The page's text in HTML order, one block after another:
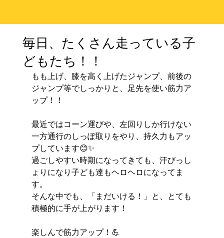
毎日、たくさん走っている子
どもたち！！
もも上げ、膝を高く上げたジャンプ、前後の
ジャンプ等でしっかりと、足先を使い筋力ア
ップ！！
最近ではコーン運びや、左回りしか行けない
一方通行のしっぽ取りをやり、持久力もアッ
プしています😊✨
過ごしやすい時期になってきても、汗びっし
ょりになり子ども達もヘロヘロになってま
す。
そんな中でも、「まだいける！」と、とても
積極的に手が上がります！
楽しんで筋力アップ！💪